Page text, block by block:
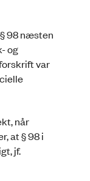
98 næsten
og
var
når
at § 98 i
jf.